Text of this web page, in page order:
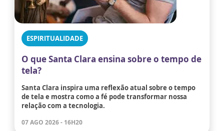
ESPIRITUALIDADE
O que Santa Clara ensina sobre o tempo de
tela?
Santa Clara inspira uma reflexão atual sobre o tempo
de tela e mostra como a fé pode transformar nossa
relação com a tecnologia.
07 AGO 2026 - 16H20